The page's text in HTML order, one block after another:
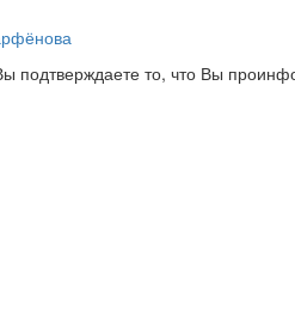
то, что Вы